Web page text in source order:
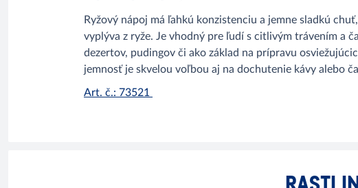
Ryžový nápoj má ľahkú konzistenciu a jemne sladkú
vyplýva z ryže. Je vhodný pre ľudí s citlivým trávením a
dezertov, pudingov či ako základ na prípravu
jemnosť je skvelou voľbou aj na dochutenie kávy alebo
Art. č.: 73521